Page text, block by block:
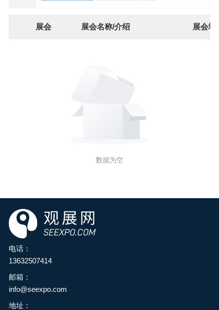
展会 展会名称/介绍 展会地
数据为空
电话：
13632507414
邮箱：
info@seexpo.com
地址：